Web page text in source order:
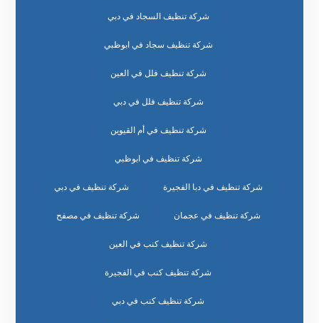
شركة تنظيف السجاد في دبي
شركة تنظيف سجاد في ابوظبي
شركة تنظيف فلل في العين
شركة تنظيف فلل في دبي
شركة تنظيف في أم القيوين
شركة تنظيف في ابوظبي
شركة تنظيف في دبا الفجيرة شركة تنظيف في دبي
شركة تنظيف في عجمان شركة تنظيف في مصفح
شركة تنظيف كنب في العين
شركة تنظيف كنب في الفجيرة
شركة تنظيف كنب في دبي